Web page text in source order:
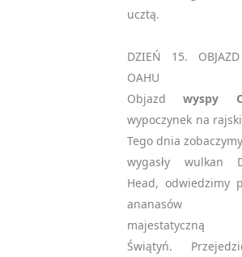
Oświadczam, że
akceptuję politykę
prywatności RODO
Zapisz się
Please
empty.
ucztą.
DZIEŃ 15. OBJAZD
OAHU
Objazdwyspy
wypoczynek na
Tego dnia
wygasły wulkan
Head, odwiedzimy
ananasów
majestatyczną
Świątyń.